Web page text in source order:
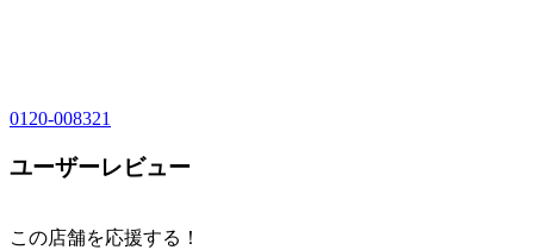
0120-008321
ユーザーレビュー
この店舗を応援する！